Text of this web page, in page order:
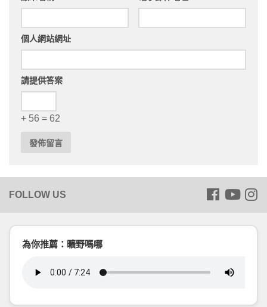
個人網站網址
請提供答案
+ 56 = 62
為你推薦：曠野嗎哪